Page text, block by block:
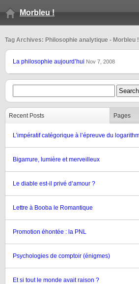
Morbleu !
Tag Archives: Philosophie analytique - Morbleu !
La philosophie aujourd’hui Nov 7, 2008
Recent Posts Pages
L’impératif catégorique à l’épreuve du
Bigarrure, lumière et merveilleux
Le diable est-il privé d’amour ?
Lettre à Booba le Romantique
Promotion éhontée : la PNL
Psychologies de comptoir (énigmes)
Et si tout le monde avait raison ?